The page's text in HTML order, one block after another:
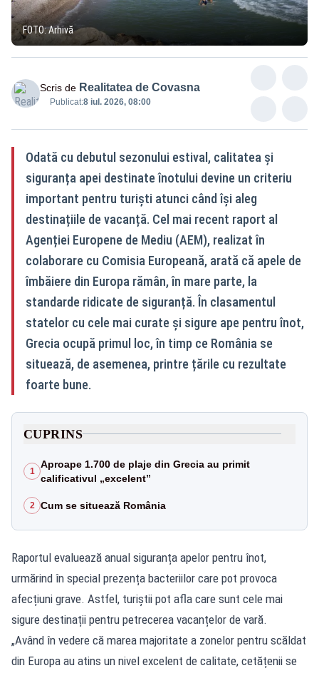
FOTO: Arhivă
Scris de Realitatea de Covasna
Publicat:8 iul. 2026, 08:00
Odată cu debutul sezonului estival, calitatea și
siguranța apei destinate înotului devine un criteriu
important pentru turiști atunci când își aleg
destinațiile de vacanță. Cel mai recent raport al
Agenției Europene de Mediu (AEM), realizat în
colaborare cu Comisia Europeană, arată că apele de
îmbăiere din Europa rămân, în mare parte, la
standarde ridicate de siguranță. În clasamentul
statelor cu cele mai curate și sigure ape pentru înot,
Grecia ocupă primul loc, în timp ce România se
situează, de asemenea, printre țările cu rezultate
foarte bune.
CUPRINS
1
Aproape 1.700 de plaje din Grecia au primit
calificativul „excelent”
2 Cum se situează România
Raportul evaluează anual siguranța apelor pentru înot,
urmărind în special prezența bacteriilor care pot provoca
afecțiuni grave. Astfel, turiștii pot afla care sunt cele mai
sigure destinații pentru petrecerea vacanțelor de vară.
„Având în vedere că marea majoritate a zonelor pentru scăldat
din Europa au atins un nivel excelent de calitate, cetățenii se